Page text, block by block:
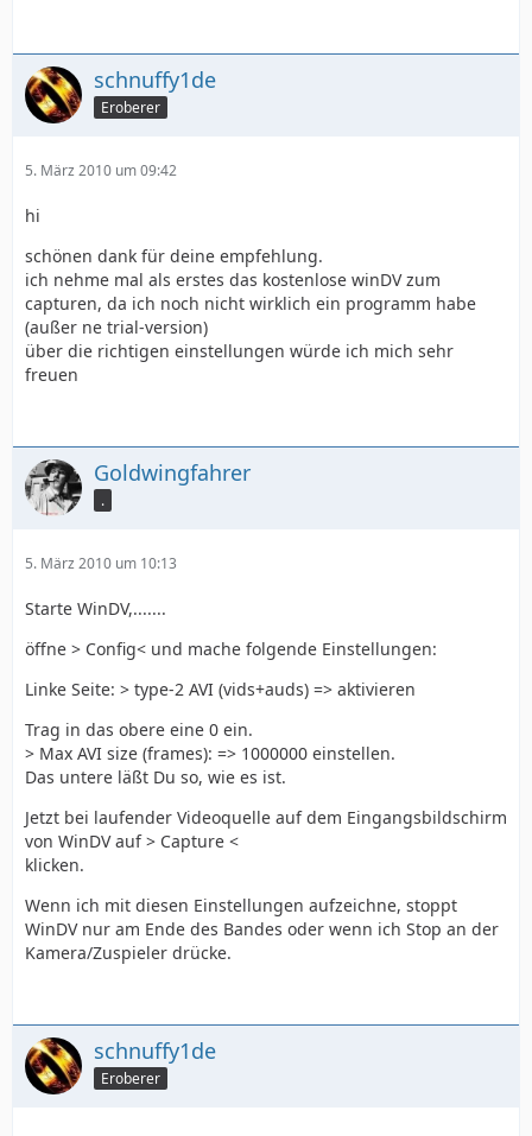
schnuffy1de
Eroberer
5. März 2010 um 09:42
hi
schönen dank für deine empfehlung.
ich nehme mal als erstes das kostenlose winDV zum
capturen, da ich noch nicht wirklich ein programm habe
(außer ne trial-version)
über die richtigen einstellungen würde ich mich sehr
freuen
Goldwingfahrer
.
5. März 2010 um 10:13
Starte WinDV,.......
öffne > Config< und mache folgende Einstellungen:
Linke Seite: > type-2 AVI (vids+auds) => aktivieren
Trag in das obere eine 0 ein.
> Max AVI size (frames): => 1000000 einstellen.
Das untere läßt Du so, wie es ist.
Jetzt bei laufender Videoquelle auf dem Eingangsbildschirm
von WinDV auf > Capture <
klicken.
Wenn ich mit diesen Einstellungen aufzeichne, stoppt
WinDV nur am Ende des Bandes oder wenn ich Stop an der
Kamera/Zuspieler drücke.
schnuffy1de
Eroberer